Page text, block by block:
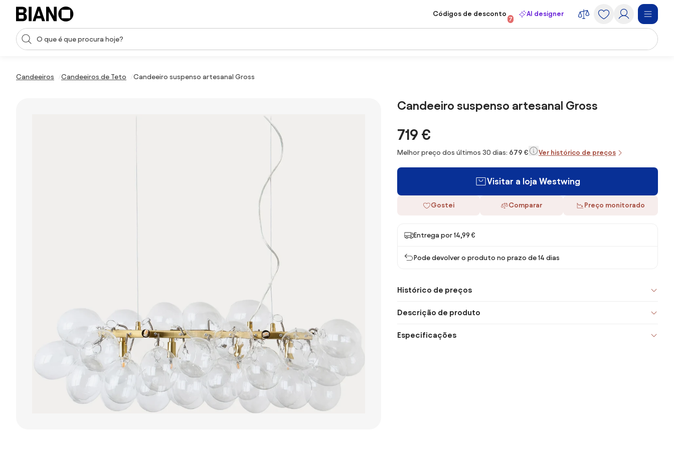
Saltar para o conteúdo
Entrada de pesquisa
Códigos de desconto
7
AI designer
Candeeiros Candeeiros de Teto Candeeiro suspenso artesanal Gross
Candeeiro suspenso artesanal Gross
719 €
Melhor preço dos últimos 30 dias: 679 € Ver histórico de preços
Visitar a loja Westwing
Gostei Comparar Preço monitorado
Entrega por 14,99 €
Pode devolver o produto no prazo de 14 dias
Histórico de preços
Descrição de produto
Especificações